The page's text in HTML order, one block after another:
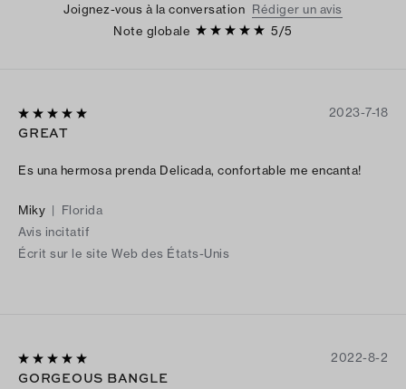
Joignez-vous à la conversation Rédiger un avis
Note globale
5/5
2023-7-18
GREAT
Es una hermosa prenda Delicada, confortable me encanta!
Miky | Florida
Avis incitatif
Écrit sur le site Web des États-Unis
2022-8-2
GORGEOUS BANGLE